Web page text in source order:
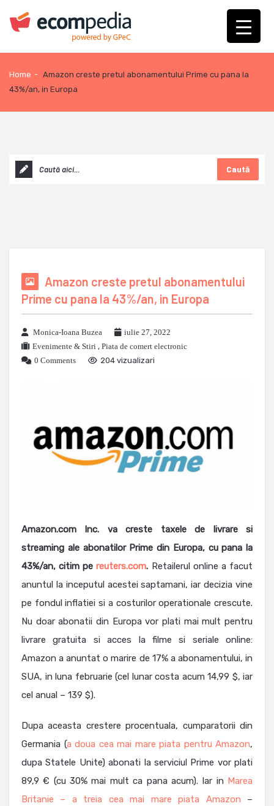
Home - Amazon creste pretul abonamentului Prime cu pana la
43%/an, in Europa
Caută
Amazon creste pretul abonamentului
Prime cu pana la 43%/an, in Europa
Monica-Ioana Buzea
iulie 27, 2022
Evenimente & Stiri , Piata de comert electronic
0 Comments
204 vizualizari
Amazon.com Inc. va creste taxele de livrare si
streaming ale abonatilor Prime din Europa, cu pana la
43%/an, citim pereuters.com. Retailerul online a facut
anuntul la inceputul acestei saptamani, iar decizia vine
pe fondul inflatiei si a costurilor operationale crescute.
Nu doar abonatii din Europa vor plati mai mult pentru
livrare gratuita si acces la filme si seriale online:
Amazon a anuntat o marire de 17% a abonamentului, in
SUA, in luna februarie (cel lunar costa acum 14,99 $, iar
cel anual – 139 $).
Dupa aceasta crestere procentuala, cumparatorii din
Germania (a doua cea mai mare piata pentru Amazon,
dupa Statele Unite) abonati la serviciul Prime vor plati
89,9 € (cu 30% mai mult ca pana acum). Iar in Marea
Britanie – a treia cea mai mare piata Amazon –